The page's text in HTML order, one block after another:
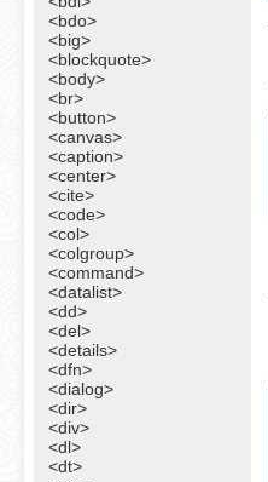
<bdo>
<big>
<blockquote>
<body>
<br>
<button>
<canvas>
<caption>
<center>
<cite>
<code>
<col>
<colgroup>
<command>
<datalist>
<dd>
<del>
<details>
<dfn>
<dialog>
<dir>
<div>
<dl>
<dt>